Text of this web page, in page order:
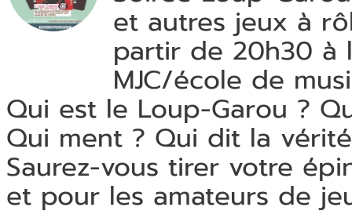
et autres jeux à
partir de 20h30 à
MJC/école de
Qui est le Loup-Garou ?
Qui ment ? Qui dit la
Saurez-vous tirer votre
et pour les amateurs de